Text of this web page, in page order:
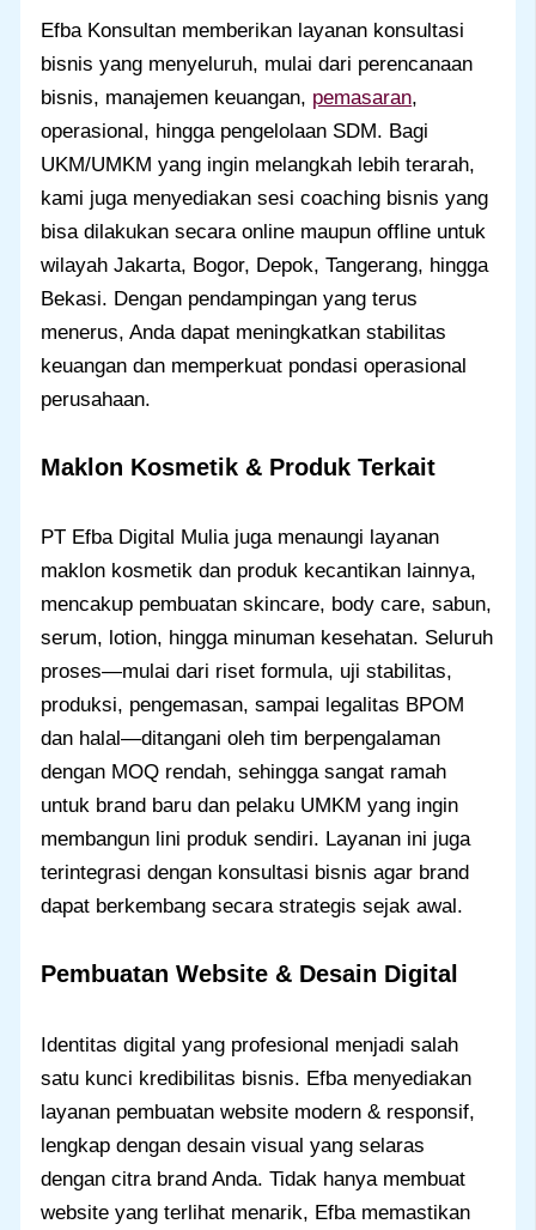
Efba Konsultan memberikan layanan konsultasi
bisnis yang menyeluruh, mulai dari perencanaan
bisnis, manajemen keuangan, pemasaran,
operasional, hingga pengelolaan SDM. Bagi
UKM/UMKM yang ingin melangkah lebih terarah,
kami juga menyediakan sesi coaching bisnis yang
bisa dilakukan secara online maupun offline untuk
wilayah Jakarta, Bogor, Depok, Tangerang, hingga
Bekasi. Dengan pendampingan yang terus
menerus, Anda dapat meningkatkan stabilitas
keuangan dan memperkuat pondasi operasional
perusahaan.
Maklon Kosmetik & Produk Terkait
PT Efba Digital Mulia juga menaungi layanan
maklon kosmetik dan produk kecantikan lainnya,
mencakup pembuatan skincare, body care, sabun,
serum, lotion, hingga minuman kesehatan. Seluruh
proses—mulai dari riset formula, uji stabilitas,
produksi, pengemasan, sampai legalitas BPOM
dan halal—ditangani oleh tim berpengalaman
dengan MOQ rendah, sehingga sangat ramah
untuk brand baru dan pelaku UMKM yang ingin
membangun lini produk sendiri. Layanan ini juga
terintegrasi dengan konsultasi bisnis agar brand
dapat berkembang secara strategis sejak awal.
Pembuatan Website & Desain Digital
Identitas digital yang profesional menjadi salah
satu kunci kredibilitas bisnis. Efba menyediakan
layanan pembuatan website modern & responsif,
lengkap dengan desain visual yang selaras
dengan citra brand Anda. Tidak hanya membuat
website yang terlihat menarik, Efba memastikan